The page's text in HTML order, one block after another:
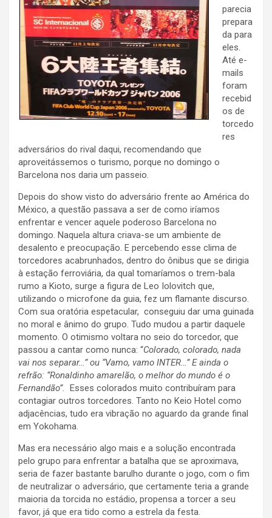
parecia
prepara
da para
eles.
Até e-
mails
foram
recebid
os de
torcedo
res
adversários do rival daqui, recomendando que
aproveitássemos o turismo, porque no domingo o
Barcelona nos daria um passeio.
Depois do show visto do adversário frente ao América do
México, a questão passava a ser de como iríamos
enfrentar e vencer aquele poderoso Barcelona no
domingo. Naquela altura criava-se um ambiente de
desalento e preocupação. E percebendo esse clima de
torcedores acabrunhados, dentro do ônibus que se dirigia
à estação ferroviária, da qual tomaríamos o trem-bala
rumo a Kioto, surge a figura de Leo Iolovitch que,
utilizando o microfone da guia, fez um flamante discurso.
Com sua oratória espetacular, conseguiu dar uma guinada
no moral e ânimo do grupo. Tudo mudou a partir daquele
momento. O otimismo voltara no seio do torcedor, que
passou a cantar como nunca: “Colorado, colorado, nada
vai nos separar…” ou “Vamo, vamo INTER…” E ainda o
refrão: “Ronaldinho amarelão, o melhor do mundo é o
Fernandão”.
Esses colorados muito contribuíram para
contagiar outros torcedores. Tanto no Keio Hotel como
adjacências, tudo era vibração no aguardo da grande final
em Yokohama.
Mas era necessário algo mais e a solução encontrada
pelo grupo para enfrentar a batalha que se aproximava,
seria de fazer bastante barulho durante o jogo, com o fim
de neutralizar o adversário, que certamente teria a grande
maioria da torcida no estádio, propensa a torcer a seu
favor, já que era tido como a estrela da festa.